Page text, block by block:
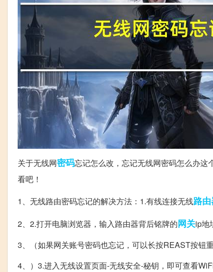
关于无线网密码忘记怎么改，忘记无线网密码怎么办
看吧！
1、无线路由密码忘记的解决方法：1.有线连接无线路
2、2.打开电脑浏览器，输入路由器背后铭牌的网关ip地
3、（如果网关账号密码也忘记，可以长按REAST按钮重
4、）3.进入无线设置页面-无线安全-秘钥，即可查看WiFi